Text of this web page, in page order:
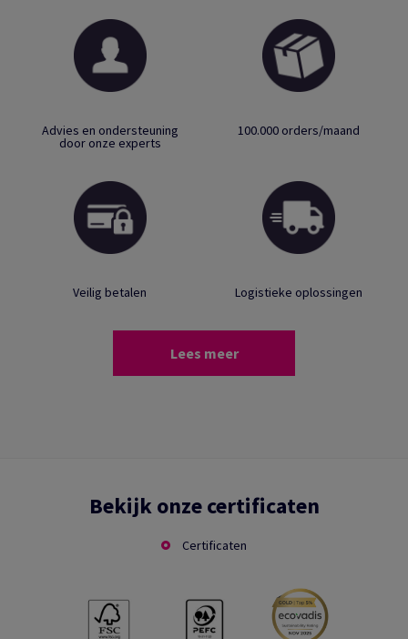
Advies en ondersteuning
door onze experts
100.000 orders/maand
Veilig betalen Logistieke oplossingen
Lees meer
Bekijk onze certificaten
Certificaten